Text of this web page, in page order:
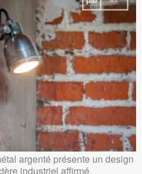
argenté présente un design
industriel affirmé.